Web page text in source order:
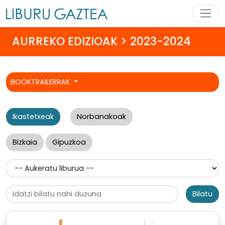
AURREKO EDIZIOAK > 2023-2024
BOOKTRAILERRAK
Ikastetxeak Norbanakoak
Bizkaia Gipuzkoa
Bilatu